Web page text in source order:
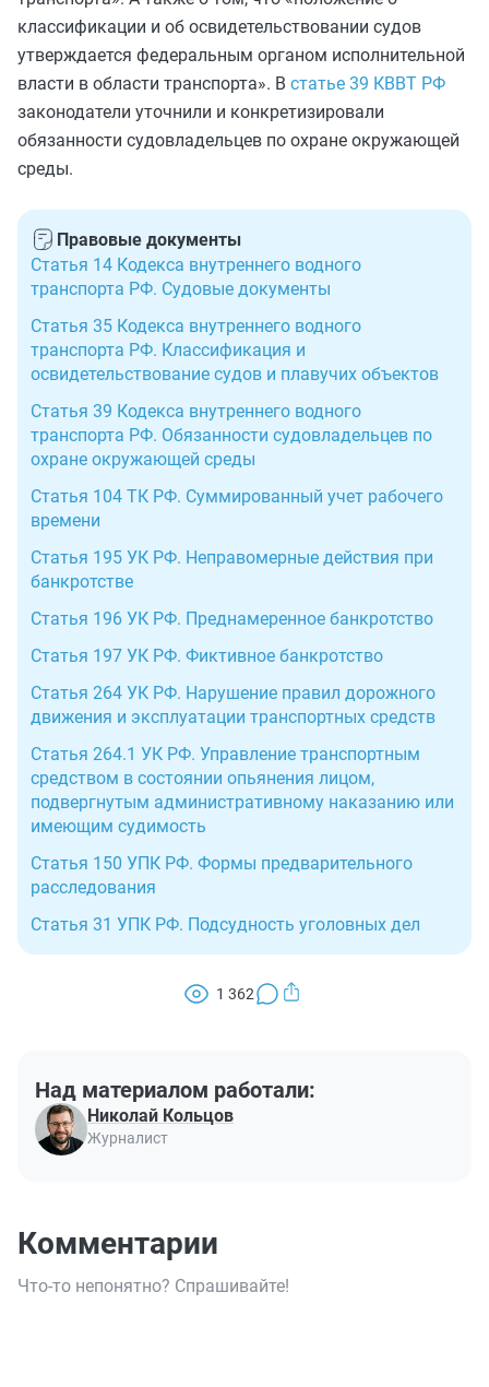
классификации и об освидетельствовании судов
утверждается федеральным органом исполнительной
власти в области транспорта». В статье 39 КВВТ РФ
законодатели уточнили и конкретизировали
обязанности судовладельцев по охране окружающей
среды.
Правовые документы
Статья 14 Кодекса внутреннего водного
транспорта РФ. Судовые документы
Статья 35 Кодекса внутреннего водного
транспорта РФ. Классификация и
освидетельствование судов и плавучих объектов
Статья 39 Кодекса внутреннего водного
транспорта РФ. Обязанности судовладельцев по
охране окружающей среды
Статья 104 ТК РФ. Суммированный учет рабочего
времени
Статья 195 УК РФ. Неправомерные действия при
банкротстве
Статья 196 УК РФ. Преднамеренное банкротство
Статья 197 УК РФ. Фиктивное банкротство
Статья 264 УК РФ. Нарушение правил дорожного
движения и эксплуатации транспортных средств
Статья 264.1 УК РФ. Управление транспортным
средством в состоянии опьянения лицом,
подвергнутым административному наказанию или
имеющим судимость
Статья 150 УПК РФ. Формы предварительного
расследования
Статья 31 УПК РФ. Подсудность уголовных дел
1 362
Над материалом работали:
Николай Кольцов
Журналист
Комментарии
Что-то непонятно? Спрашивайте!